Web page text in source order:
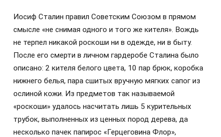
Иосиф Сталин правил Советским Союзом в прямом
смысле «не снимая одного и того же кителя». Вождь
не терпел никакой роскоши ни в одежде, ни в быту.
После его смерти в личном гардеробе Сталина было
описано: 2 кителя белого цвета, 10 пар брюк, коробка
нижнего белья, пара сшитых вручную мягких сапог из
ослиной кожи. Из предметов так называемой
«роскоши» удалось насчитать лишь 5 курительных
трубок, выполненных из ценных пород дерева, да
несколько пачек папирос «Герцеговина Флор»,